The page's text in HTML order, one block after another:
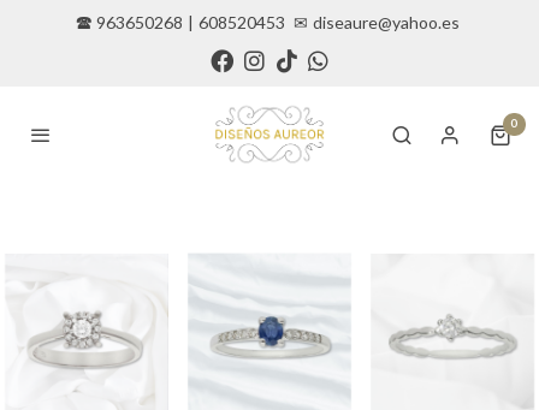
🕿 963650268 | 608520453 ✉ diseaure@yahoo.es
0